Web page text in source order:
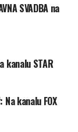
SVADBA na
kanalu STAR
Na kanalu FOX